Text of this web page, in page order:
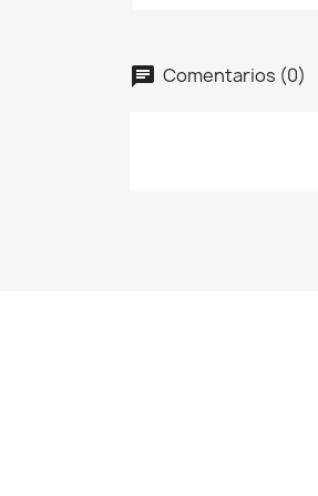
Comentarios (0)